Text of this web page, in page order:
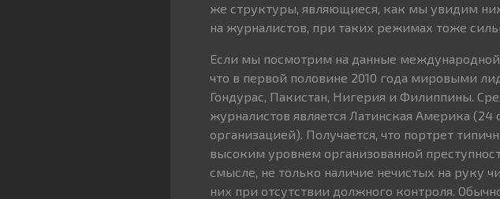
же структуры, являющиеся, как мы увидим
на журналистов, при таких режимах тоже
Если мы посмотрим на данные
что в первой половине 2010 года мировыми
Гондурас, Пакистан, Нигерия и Филиппины.
журналистов является Латинская Америка
организацией). Получается, что портрет
высоким уровнем организованной
смысле, не только наличие нечистых на руку
них при отсутствии должного контроля.